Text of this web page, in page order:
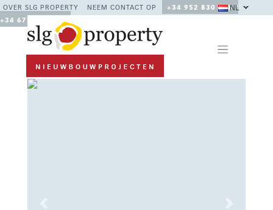
OVER SLG PROPERTY NEEM CONTACT OP
+34 952 830 378 /
+34 677 670 480
NL